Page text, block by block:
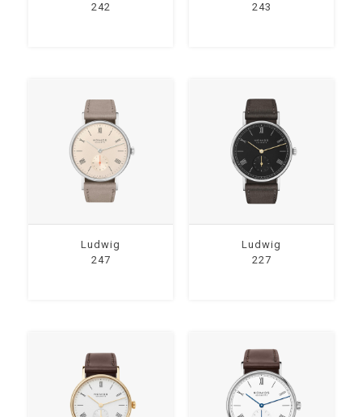
242
243
Ludwig
247
Ludwig
227